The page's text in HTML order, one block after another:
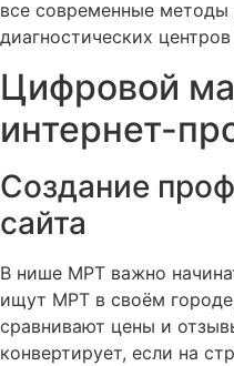
все современные
диагностических
Цифровой
интернет-
Создание
сайта
В нише МРТ важно
ищут МРТ в своём
сравнивают цены и
конвертирует, если на